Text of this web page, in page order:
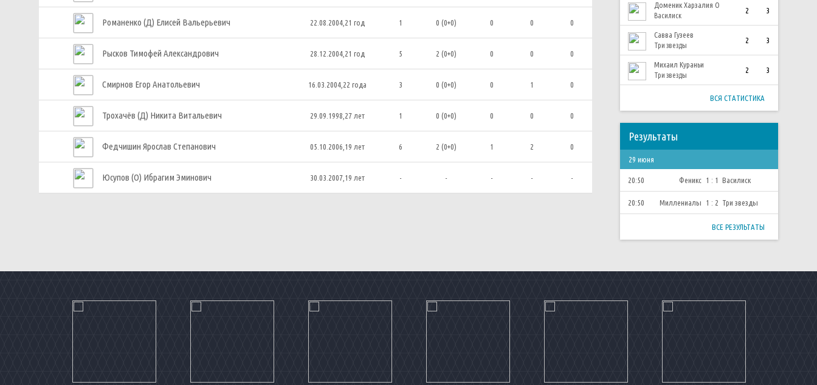
Доменик Харзалия О
Василиск
2 3
Савва Гузеев
Три звезды
2 3
Михаил Кураньи
Три звезды
2 3
ВСЯ СТАТИСТИКА
Результаты
29 июня
20:50 Феникс 1 : 1 Василиск
20:50 Миллениалы 1 : 2 Три звезды
ВСЕ РЕЗУЛЬТАТЫ
Романенко (Д) Елисей Вальерьевич 22.08.2004,21 год 1 0 (0+0) 0 0 0
Рысков Тимофей Александрович 28.12.2004,21 год 5 2 (0+0) 0 0 0
Смирнов Егор Анатольевич 16.03.2004,22 года 3 0 (0+0) 0 1 0
Трохачёв (Д) Никита Витальевич 29.09.1998,27 лет 1 0 (0+0) 0 0 0
Федчишин Ярослав Степанович 05.10.2006,19 лет 6 2 (0+0) 1 2 0
Юсупов (О) Ибрагим Эминович 30.03.2007,19 лет - - - - -